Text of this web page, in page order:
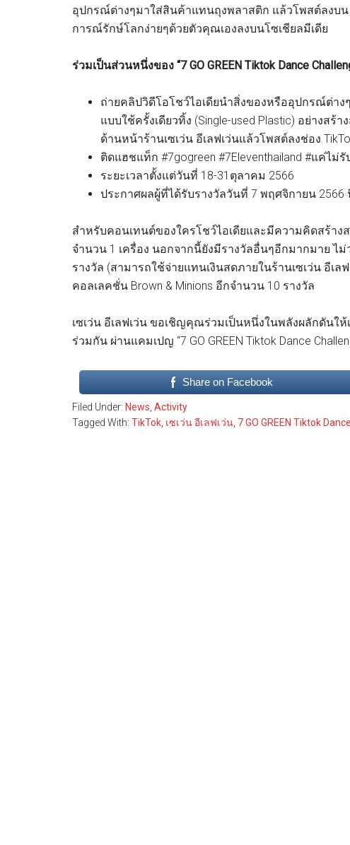
อุปกรณ์ต่างๆมาใส่สินค้าแทนถุงพลาสติก แล้วโพสต์ลงบน
การณ์รักษ์โลกง่ายๆด้วยตัวคุณเองลงบนโซเชียลมีเดีย
ร่วมเป็นส่วนหนึ่งของ “7 GO GREEN Tiktok Dance
ถ่ายคลิปวิดีโอโชว์ไอเดียนำสิ่งของหรืออุปกรณ์ต่า
แบบใช้ครั้งเดียวทิ้ง (Single-used Plastic) อย่างสร้
ด้านหน้าร้านเซเว่น อีเลฟเว่นแล้วโพสต์ลงช่อง
ติดแฮชแท็ก #7gogreen #7Eleventhailand #แค่ไม่
ระยะเวลาตั้งแต่วันที่ 18-31ตุลาคม 2566
ประกาศผลผู้ที่ได้รับรางวัลวันที่ 7 พฤศจิกายน 2566
สำหรับคอนเทนต์ของใครโชว์ไอเดียและมีความคิดสร้างส
จำนวน 1 เครื่อง นอกจากนี้ยังมีรางวัลอื่นๆอีกมากมาย ไม่
รางวัล (สามารถใช้จ่ายแทนเงินสดภายในร้านเซเว่น อีเ
คอลเลคชั่น Brown & Minions อีกจำนวน 10 รางวัล
เซเว่น อีเลฟเว่น ขอเชิญคุณร่วมเป็นหนึ่งในพลังผลักดันใ
ร่วมกัน ผ่านแคมเปญ “7 GO GREEN Tiktok Dance
Share on Facebook
Filed Under: News Activity
Tagged With: TikTok เซเว่น อีเลฟเว่น 7 GO GREEN Tiktok